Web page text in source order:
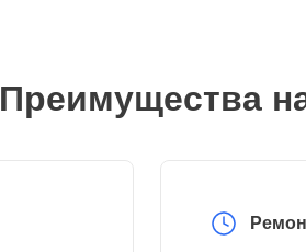
Преимущества